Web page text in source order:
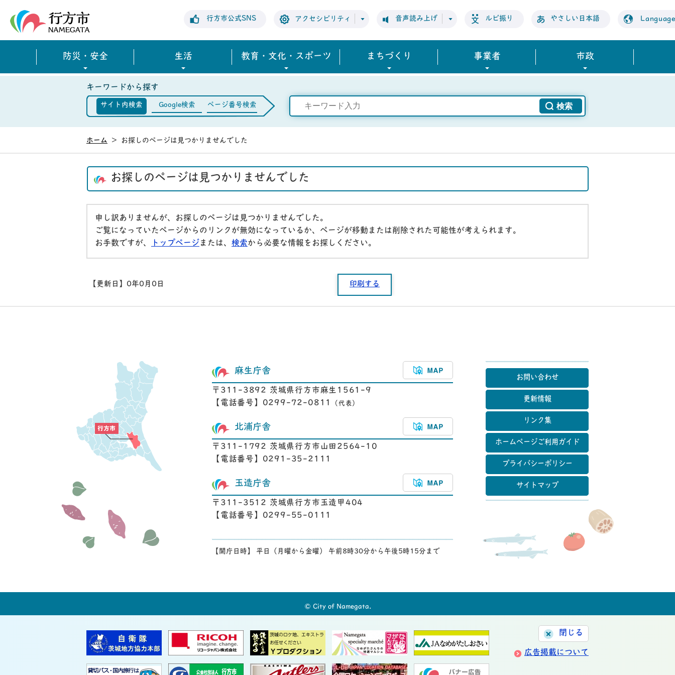
行方市公式SNS アクセシビリティ 音声読み上げ ルビ振り やさしい日本語 Language
防災・安全 生活 教育・文化・スポーツ まちづくり 事業者 市政
キーワードから探す
サイト内検索 Google検索 ページ番号検索
ホーム > お探しのページは見つかりませんでした
お探しのページは見つかりませんでした
申し訳ありませんが、お探しのページは見つかりませんでした。
ご覧になっていたページからのリンクが無効になっているか、ページが移動または削除された可能性が考えられます。
お手数ですが、
トップページ または、 検索から必要な情報をお探しください。
【更新日】 0年0月0日 印刷する
麻生庁舎
〒311-3892 茨城県行方市麻生1561-9
【電話番号】0299-72-0811
（代表）
マップ
北浦庁舎
〒311-1792 茨城県行方市山田2564-10
【電話番号】0291-35-2111
玉造庁舎
〒311-3512 茨城県行方市玉造甲404
【電話番号】0299-55-0111
【開庁日時】 平日（月曜から金曜） 午前8時30分から午後5時15分まで
お問い合わせ
更新情報
リンク集
ホームページご利用ガイド
プライバシーポリシー
サイトマップ
© City of Namegata.
閉じる
広告掲載について